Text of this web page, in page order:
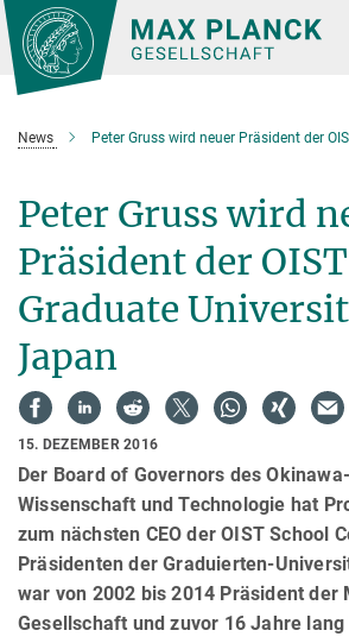
Hauptinhalt
News Peter Gruss wird neuer Präsident der OIST
Peter Gruss wird
Präsident der OIST
Graduate
Japan
15. DEZEMBER 2016
Der Board of Governors des
Wissenschaft und Technologie hat
zum nächsten CEO der OIST School
Präsidenten der Graduierten-
war von 2002 bis 2014 Präsident der
Gesellschaft und zuvor 16 Jahre